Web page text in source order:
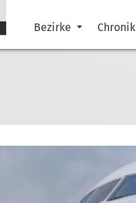
Bezirke Chronik